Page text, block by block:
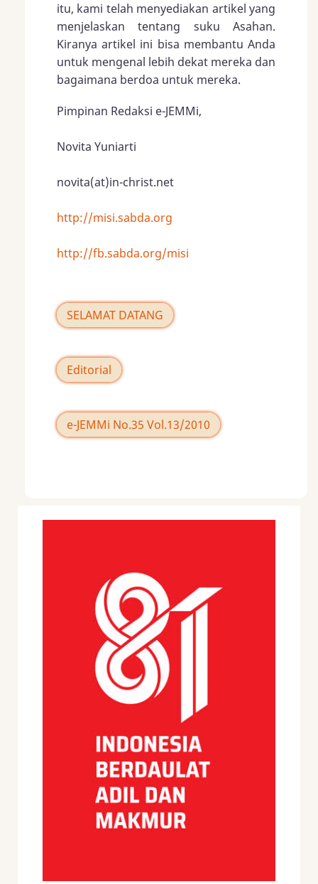
itu, kami telah menyediakan artikel yang
menjelaskan tentang suku Asahan.
Kiranya artikel ini bisa membantu Anda
untuk mengenal lebih dekat mereka dan
bagaimana berdoa untuk mereka.
Pimpinan Redaksi e-JEMMi,
Novita Yuniarti
novita(at)in-christ.net
http://misi.sabda.org
http://fb.sabda.org/misi
SELAMAT DATANG
Editorial
e-JEMMi No.35 Vol.13/2010